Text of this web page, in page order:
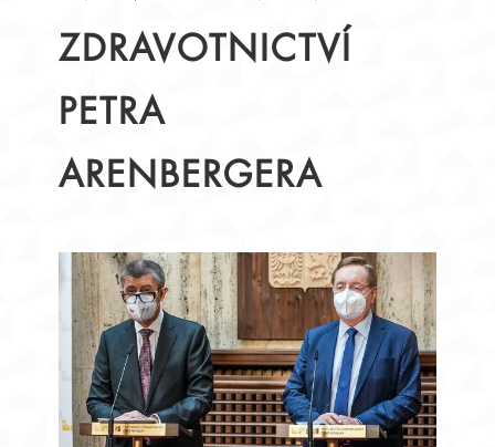
ZDRAVOTNICTVÍ
PETRA
ARENBERGERA